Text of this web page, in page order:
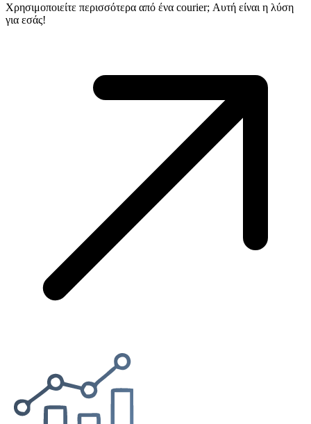
Χρησιμοποιείτε περισσότερα από ένα courier; Αυτή είναι η λύση
για εσάς!